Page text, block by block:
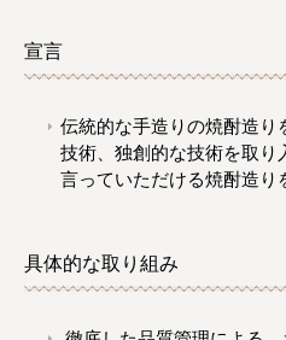
宣言
伝統的な手造りの焼酎造り
技術、独創的な技術を取り
言っていただける焼酎造り
具体的な取り組み